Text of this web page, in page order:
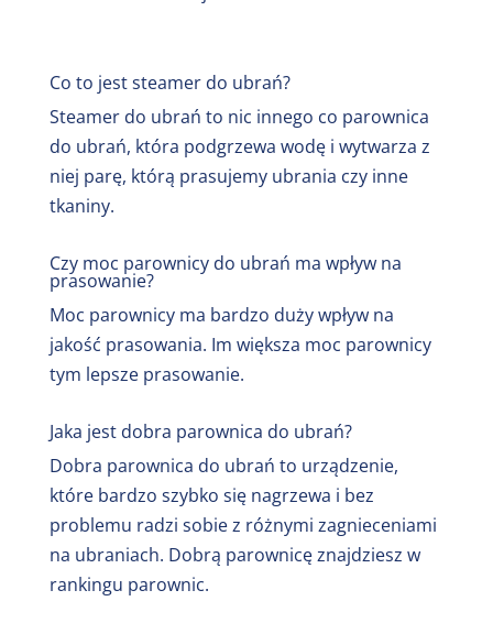
Co to jest steamer do ubrań?
Steamer do ubrań to nic innego co parownica
do ubrań, która podgrzewa wodę i wytwarza z
niej parę, którą prasujemy ubrania czy inne
tkaniny.
Czy moc parownicy do ubrań ma wpływ na
prasowanie?
Moc parownicy ma bardzo duży wpływ na
jakość prasowania. Im większa moc parownicy
tym lepsze prasowanie.
Jaka jest dobra parownica do ubrań?
Dobra parownica do ubrań to urządzenie,
które bardzo szybko się nagrzewa i bez
problemu radzi sobie z różnymi zagnieceniami
na ubraniach. Dobrą parownicę znajdziesz w
rankingu parownic.